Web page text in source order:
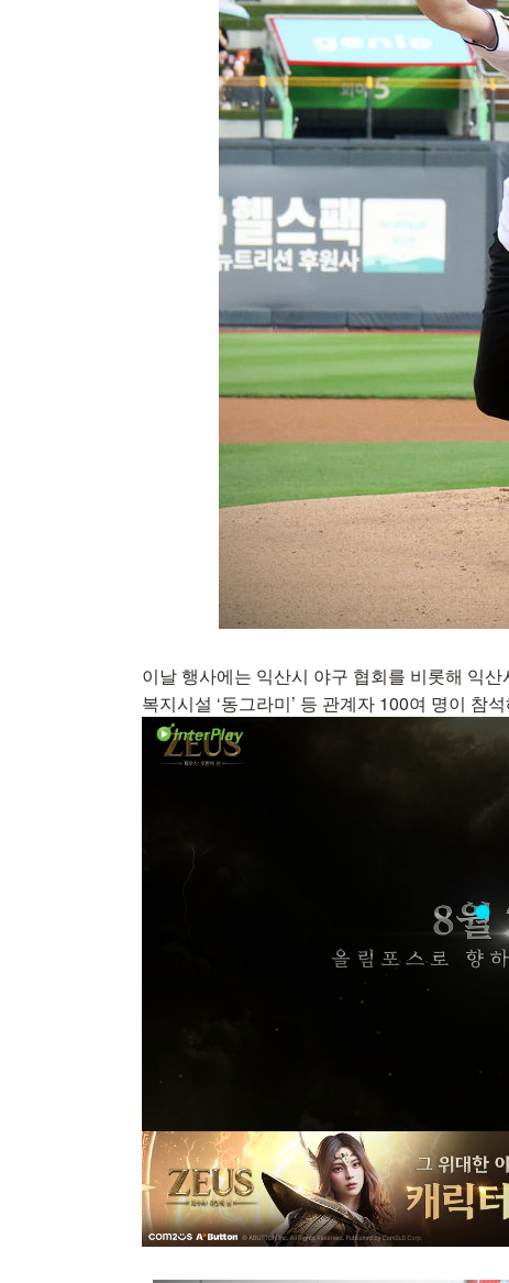
이날 행사에는 익산시 야구 협회를 비롯해 익
복지시설 ‘동그라미’ 등 관계자 100여 명이 참